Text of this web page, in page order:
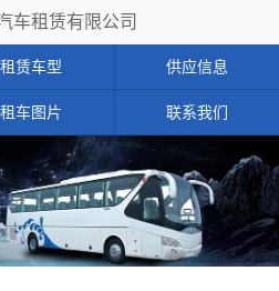
车租赁有限公司
租赁车型 供应信息
租车图片 联系我们